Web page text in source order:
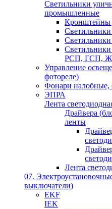
Светильники
промышленные
Кронштейны
РСП, ГСП,
Управление
фотореле)
Фонари налобные,
ЭПРА
Лента
Драйвера
ленты
Лента
07.
выключатели)
EKF
IEK